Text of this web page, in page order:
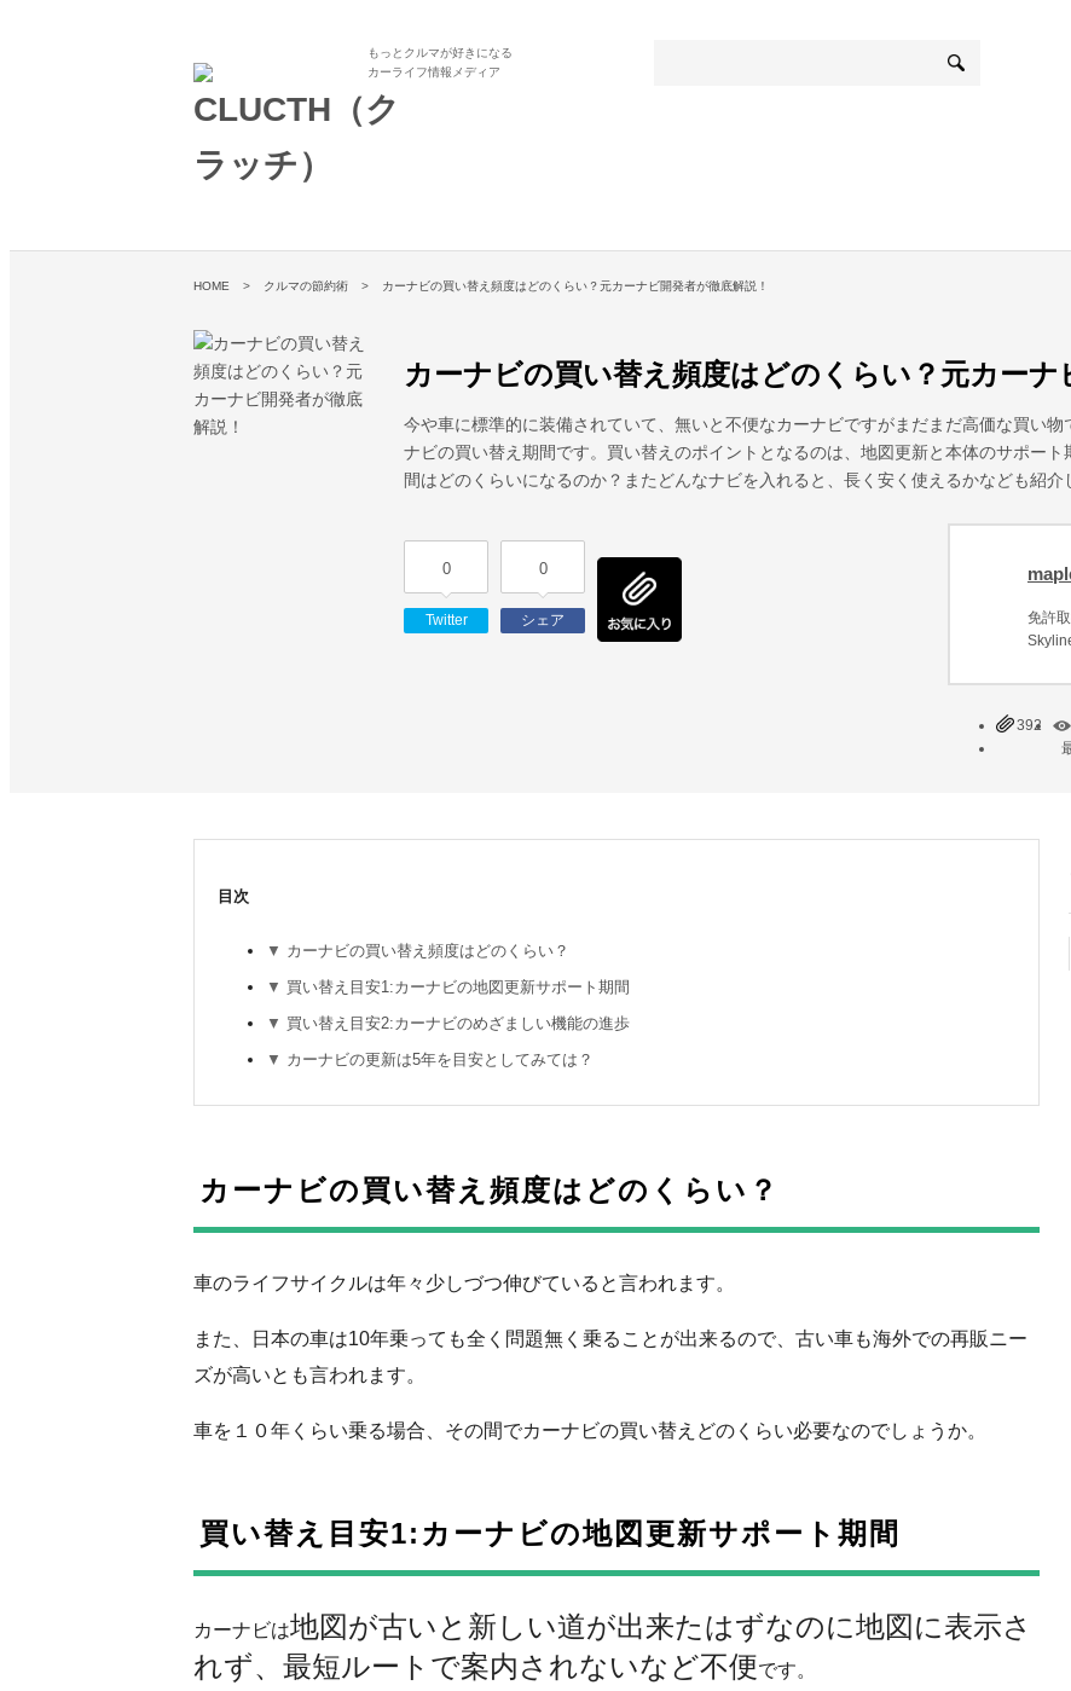
もっとクルマが好きになる
カーライフ情報メディア
HOME クルマの節約術 カーナビの買い替え頻度はどのくらい？元カーナビ開発者が徹底解説！
カーナビの買い替え頻度はどのくらい？元カーナ
今や車に標準的に装備されていて、無いと不便なカーナビですがまだまだ高価な買い
ナビの買い替え期間です。買い替えのポイントとなるのは、地図更新と本体のサポー
間はどのくらいになるのか？またどんなナビを入れると、長く安く使えるかなども紹介
0
Twitter
0
シェア
免許
392
目次
カーナビの買い替え頻度はどのくらい？
買い替え目安1:カーナビの地図更新サポート期間
買い替え目安2:カーナビのめざましい機能の進歩
カーナビの更新は5年を目安としてみては？
カーナビの買い替え頻度はどのくらい？
車のライフサイクルは年々少しづつ伸びていると言われます。
また、日本の車は10年乗っても全く問題無く乗ることが出来るので、古い車も海外での再販ニー
ズが高いとも言われます。
車を１０年くらい乗る場合、その間でカーナビの買い替えどのくらい必要なのでしょうか。
買い替え目安1:カーナビの地図更新サポート期間
カーナビは地図が古いと新しい道が出来たはずなのに地図に表示さ
れず、最短ルートで案内されないなど不便です。